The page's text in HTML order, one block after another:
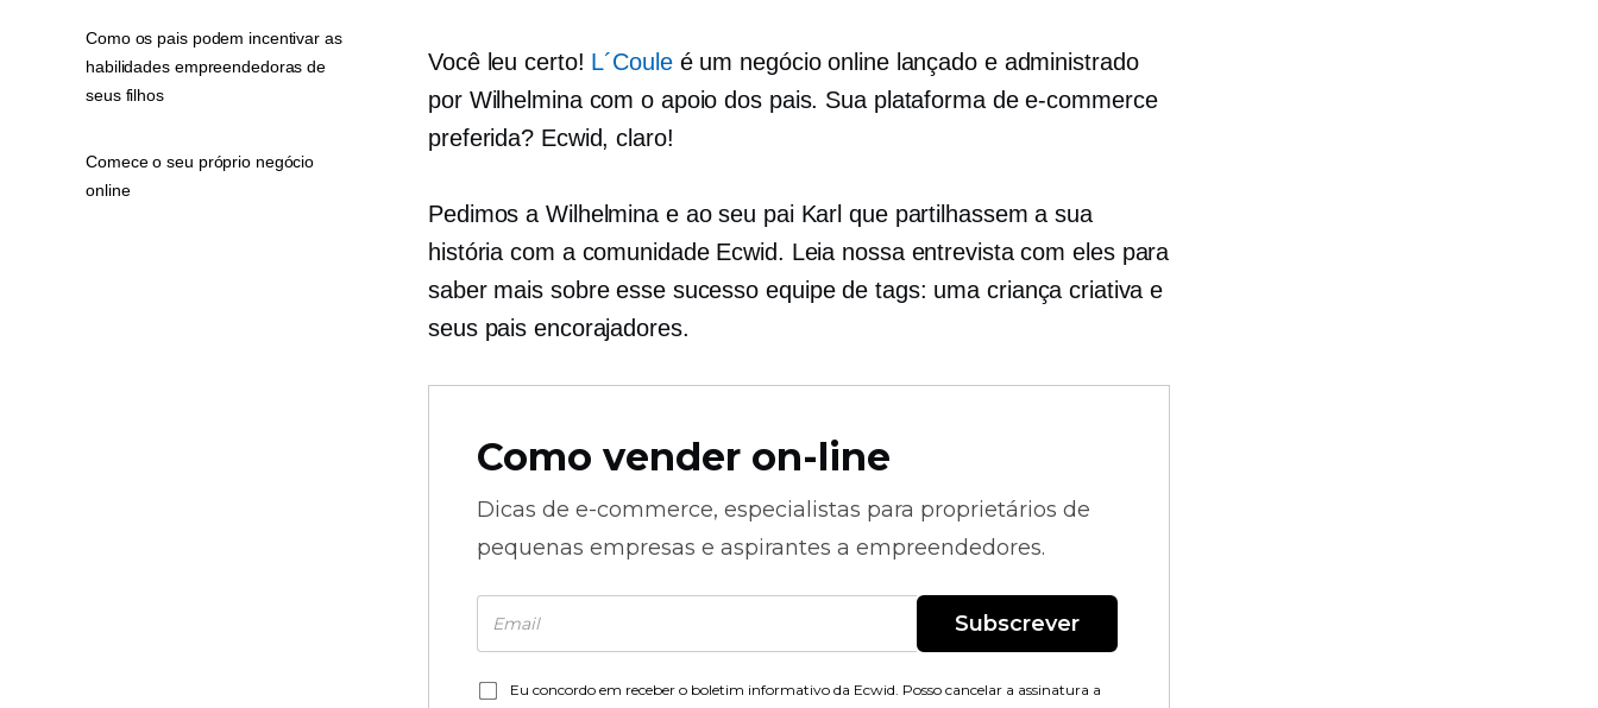
Você leu certo! L´Couleé um negócio online lançado e administrado
por Wilhelmina com o apoio dos pais. Sua plataforma de e-commerce
preferida? Ecwid, claro!
Pedimos a Wilhelmina e ao seu pai Karl que partilhassem a sua
história com a comunidade Ecwid. Leia nossa entrevista com eles para
saber mais sobre esse sucesso equipe de tags: uma criança criativa e
seus pais encorajadores.
Como vender on-line
Dicas de e-commerce, especialistas para proprietários de
pequenas empresas e aspirantes a empreendedores.
Subscrever
Eu concordo em receber o boletim informativo da Ecwid. Posso cancelar a assinatura a
Como os pais podem incentivar as
habilidades empreendedoras de
seus filhos
Comece o seu próprio negócio
online